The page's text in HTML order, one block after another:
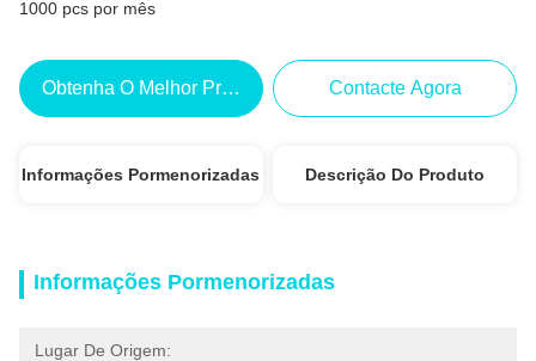
1000 pcs por mês
Obtenha O Melhor Preço Contacte Agora
Informações Pormenorizadas Descrição Do Produto
Informações Pormenorizadas
Lugar De Origem: